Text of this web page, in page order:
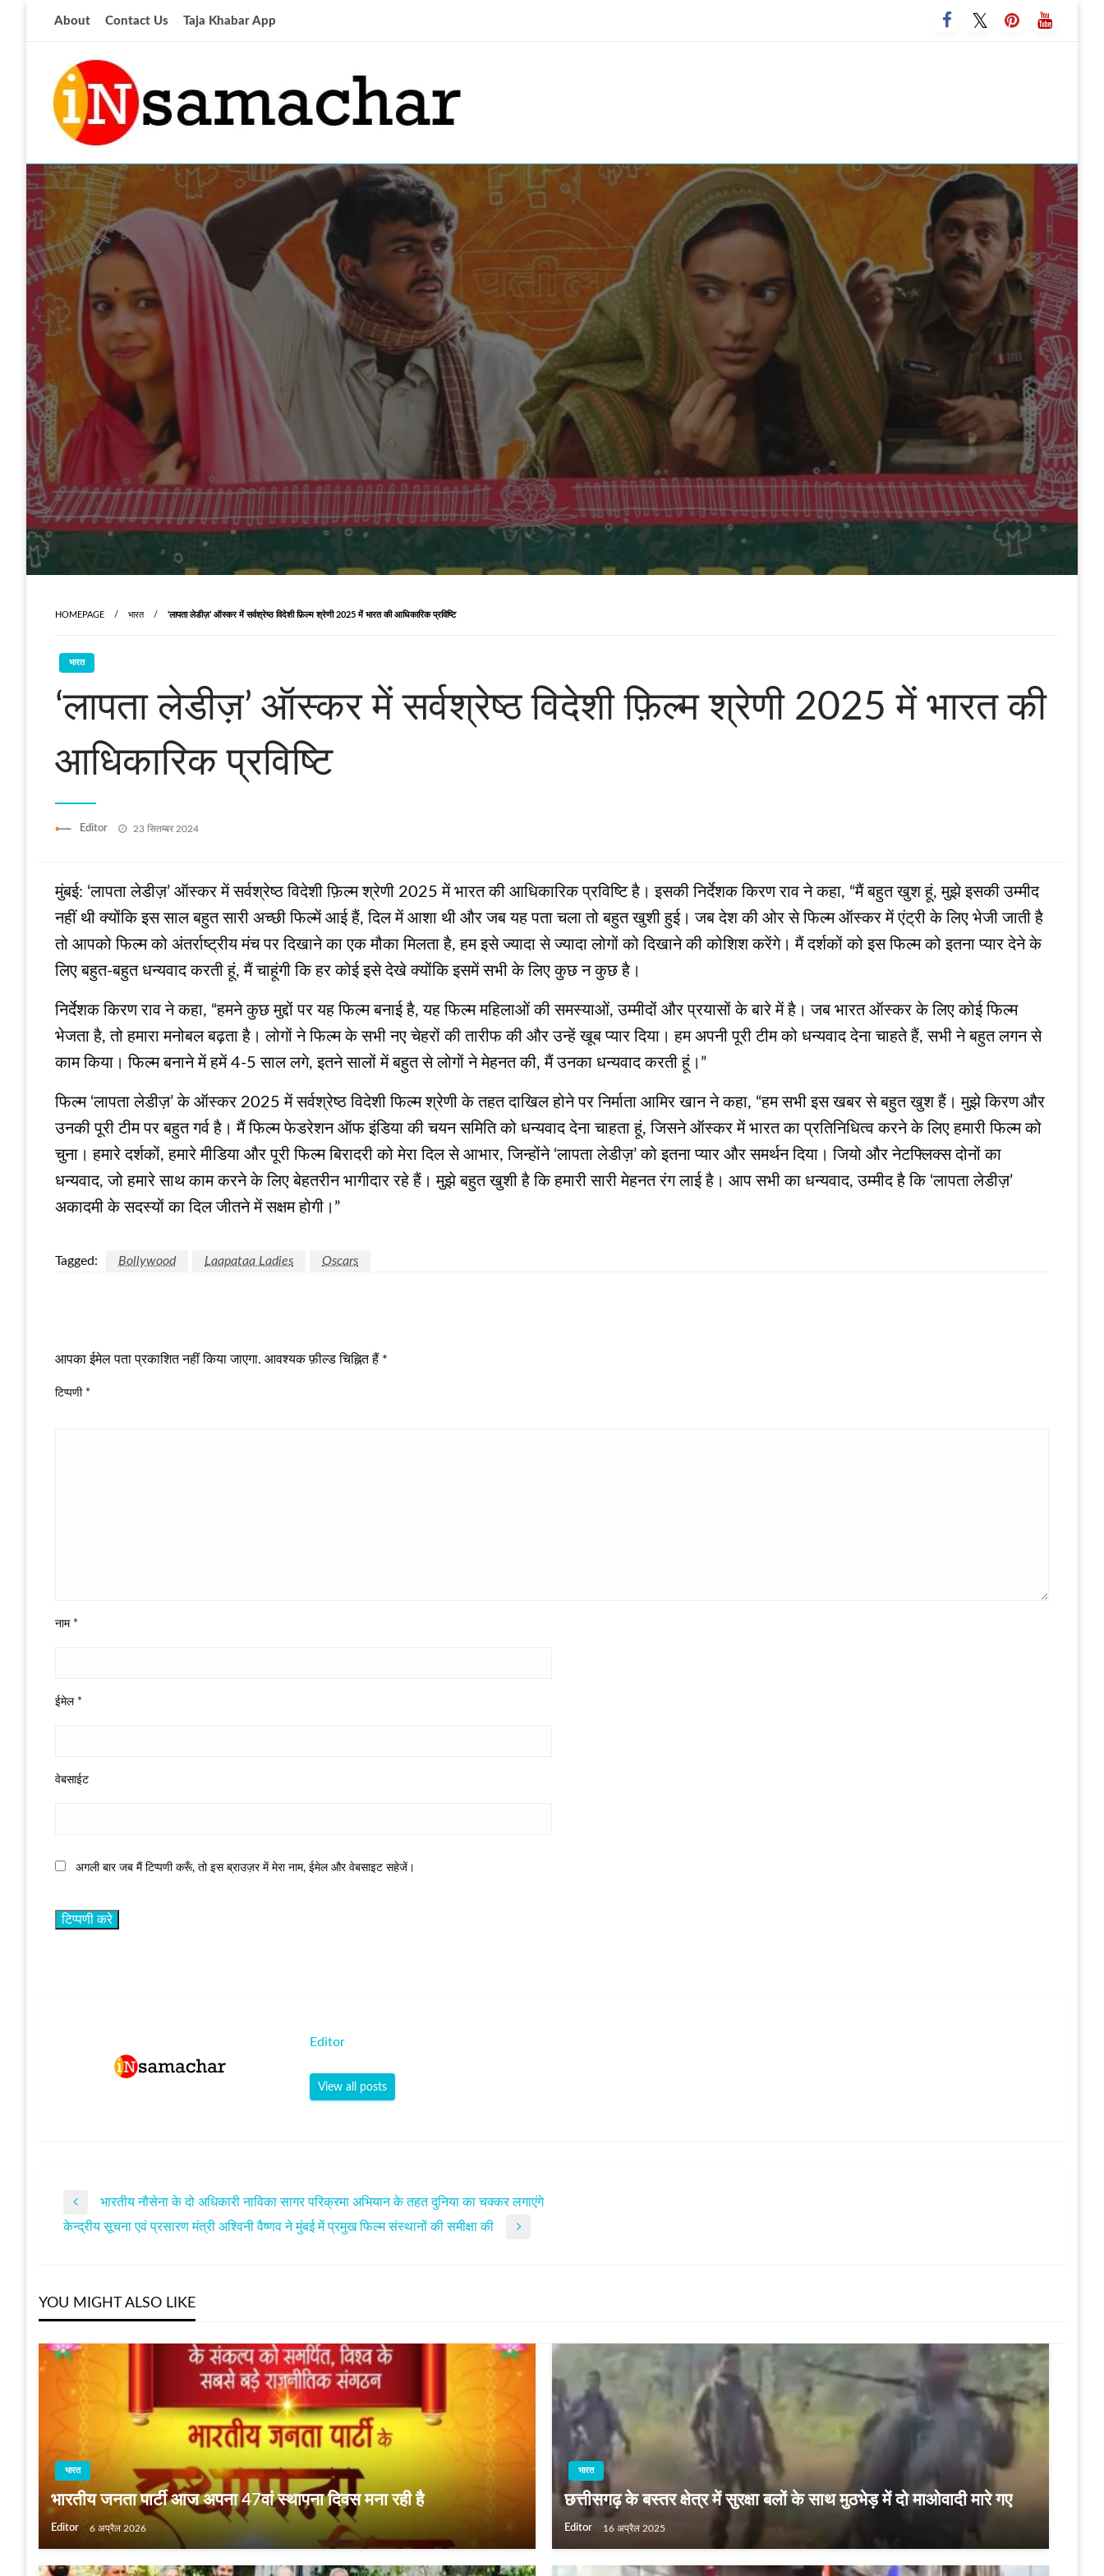
About Contact Us Taja Khabar App
insamachar
आज की ताजा खबर
HOMEPAGE भारत ‘लापता लेडीज़’ ऑस्कर में सर्वश्रेष्ठ विदेशी फ़िल्म श्रेणी 2025 में भारत की आधिकारिक प्रविष्टि
भारत
‘लापता लेडीज़’ ऑस्कर में सर्वश्रेष्ठ विदेशी फ़िल्म श्रेणी 2025 में भारत की
आधिकारिक प्रविष्टि
Editor
Posted
23 सितम्बर 2024
मुंबई: ‘लापता लेडीज़’ ऑस्कर में सर्वश्रेष्ठ विदेशी फ़िल्म श्रेणी 2025 में भारत की आधिकारिक प्रविष्टि है। इसकी निर्देशक किरण राव ने कहा, “मैं बहुत खुश हूं, मुझे इसकी उम्मीद
नहीं थी क्योंकि इस साल बहुत सारी अच्छी फिल्में आई हैं, दिल में आशा थी और जब यह पता चला तो बहुत खुशी हुई। जब देश की ओर से फिल्म ऑस्कर में एंट्री के लिए भेजी जाती है
तो आपको फिल्म को अंतर्राष्ट्रीय मंच पर दिखाने का एक मौका मिलता है, हम इसे ज्यादा से ज्यादा लोगों को दिखाने की कोशिश करेंगे। मैं दर्शकों को इस फिल्म को इतना प्यार देने के
लिए बहुत-बहुत धन्यवाद करती हूं, मैं चाहूंगी कि हर कोई इसे देखे क्योंकि इसमें सभी के लिए कुछ न कुछ है।
निर्देशक किरण राव ने कहा, “हमने कुछ मुद्दों पर यह फिल्म बनाई है, यह फिल्म महिलाओं की समस्याओं, उम्मीदों और प्रयासों के बारे में है। जब भारत ऑस्कर के लिए कोई फिल्म
भेजता है, तो हमारा मनोबल बढ़ता है। लोगों ने फिल्म के सभी नए चेहरों की तारीफ की और उन्हें खूब प्यार दिया। हम अपनी पूरी टीम को धन्यवाद देना चाहते हैं, सभी ने बहुत लगन से
काम किया। फिल्म बनाने में हमें 4-5 साल लगे, इतने सालों में बहुत से लोगों ने मेहनत की, मैं उनका धन्यवाद करती हूं।”
फिल्म ‘लापता लेडीज़’ के ऑस्कर 2025 में सर्वश्रेष्ठ विदेशी फिल्म श्रेणी के तहत दाखिल होने पर निर्माता आमिर खान ने कहा, “हम सभी इस खबर से बहुत खुश हैं। मुझे किरण और
उनकी पूरी टीम पर बहुत गर्व है। मैं फिल्म फेडरेशन ऑफ इंडिया की चयन समिति को धन्यवाद देना चाहता हूं, जिसने ऑस्कर में भारत का प्रतिनिधित्व करने के लिए हमारी फिल्म को
चुना। हमारे दर्शकों, हमारे मीडिया और पूरी फिल्म बिरादरी को मेरा दिल से आभार, जिन्होंने ‘लापता लेडीज़’ को इतना प्यार और समर्थन दिया। जियो और नेटफ्लिक्स दोनों का
धन्यवाद, जो हमारे साथ काम करने के लिए बेहतरीन भागीदार रहे हैं। मुझे बहुत खुशी है कि हमारी सारी मेहनत रंग लाई है। आप सभी का धन्यवाद, उम्मीद है कि ‘लापता लेडीज़’
अकादमी के सदस्यों का दिल जीतने में सक्षम होगी।”
Tagged: Bollywood Laapataa Ladies Oscars
आपका ईमेल पता प्रकाशित नहीं किया जाएगा. आवश्यक फ़ील्ड चिह्नित हैं *
टिप्पणी *
नाम *
ईमेल *
वेबसाईट
अगली बार जब मैं टिप्पणी करूँ, तो इस ब्राउज़र में मेरा नाम, ईमेल और वेबसाइट सहेजें।
Editor
View all posts
पोस्ट
Previous
Post
भारतीय नौसेना के दो अधिकारी नाविका सागर परिक्रमा अभियान के तहत दुनिया का चक्कर लगाएंगे
Next
केन्‍द्रीय सूचना एवं प्रसारण मंत्री अश्विनी वैष्णव ने मुंबई में प्रमुख फिल्म संस्थानों की समीक्षा की
YOU MIGHT ALSO LIKE
भारत
भारतीय जनता पार्टी आज अपना 47वां स्‍थापना दिवस मना रही है
Editor 6 अप्रैल 2026
भारत
छत्तीसगढ़ के बस्तर क्षेत्र में सुरक्षा बलों के साथ मुठभेड़ में दो माओवादी मारे गए
Editor 16 अप्रैल 2025